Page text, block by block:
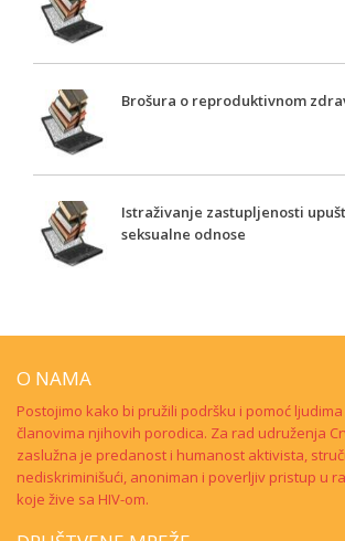
Brošura o reproduktivnom
Istraživanje zastupljenosti
seksualne odnose
O NAMA
Postojimo kako bi pružili podršku i pomoć ljudima
članovima njihovih porodica. Za rad udruženja
zaslužna je predanost i humanost aktivista,
nediskriminišući, anoniman i poverljiv pristup u
koje žive sa HIV-om.